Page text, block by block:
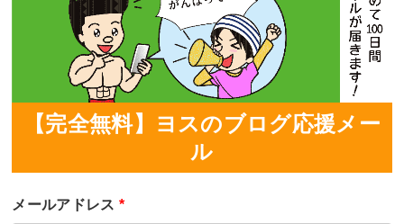
【完全無料】ヨスのブログ応援メー
ル
メールアドレス *